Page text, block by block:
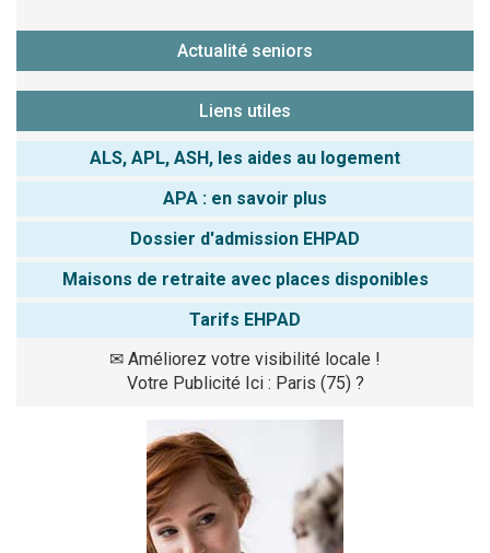
Actualité seniors
Liens utiles
ALS, APL, ASH, les aides au logement
APA : en savoir plus
Dossier d'admission EHPAD
Maisons de retraite avec places disponibles
Tarifs EHPAD
✉ Améliorez votre visibilité locale !
Votre Publicité Ici : Paris (75) ?